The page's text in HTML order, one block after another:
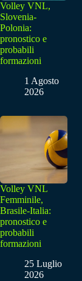
Volley VNL,
Slovenia-
Polonia:
pronostico e
probabili
formazioni
1 Agosto
2026
Volley VNL
Femminile,
Brasile-Italia:
pronostico e
probabili
formazioni
25 Luglio
2026